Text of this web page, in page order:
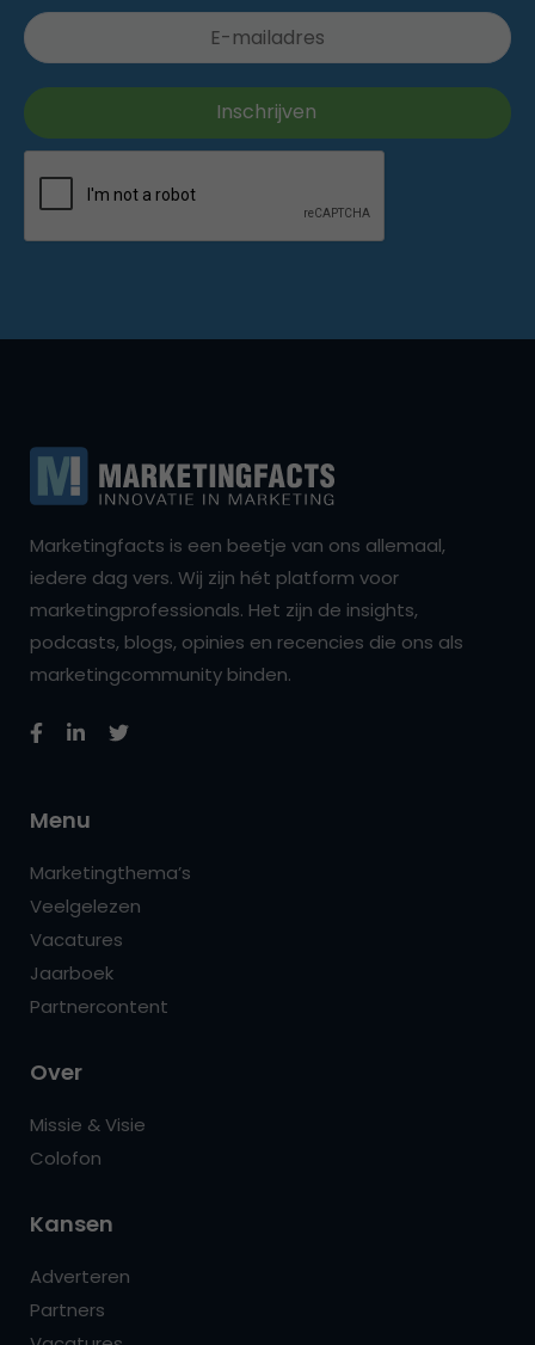
Marketingfacts is een beetje van ons allemaal,
iedere dag vers. Wij zijn hét platform voor
marketingprofessionals. Het zijn de insights,
podcasts, blogs, opinies en recencies die ons als
marketingcommunity binden.
Menu
Marketingthema’s
Veelgelezen
Vacatures
Jaarboek
Partnercontent
Over
Missie & Visie
Colofon
Kansen
Adverteren
Partners